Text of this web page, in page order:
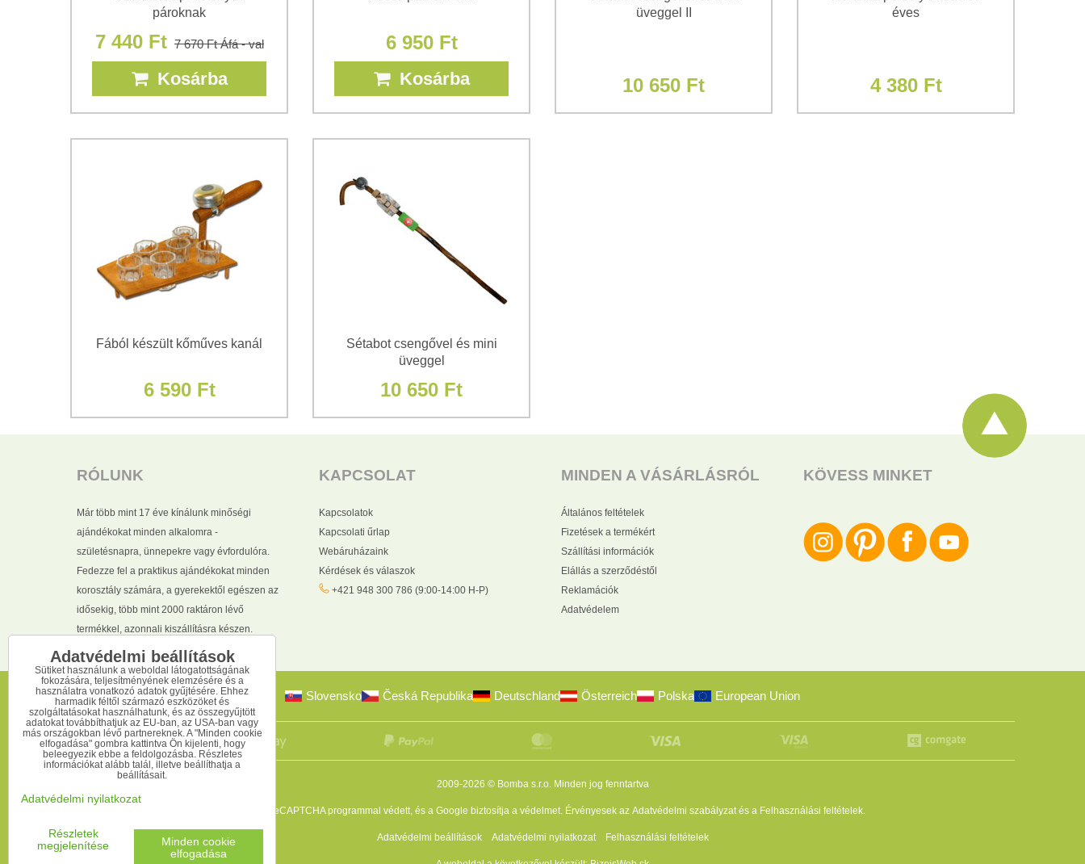
pároknak
7 440 Ft 7 670 FtÁfá - val
Kosárba
6 950 Ft
Kosárba
üveggel II
10 650 Ft
éves
4 380 Ft
Fából készült kőműves kanál
6 590 Ft
Sétabot csengővel és mini
üveggel
10 650 Ft
RÓLUNK
Már több mint 17 éve kínálunk minőségi
ajándékokat minden alkalomra -
születésnapra, ünnepekre vagy évfordulóra.
Fedezze fel a praktikus ajándékokat minden
korosztály számára, a gyerekektől egészen az
idősekig, több mint 2000 raktáron lévő
termékkel, azonnali kiszállításra készen.
KAPCSOLAT
Kapcsolatok
Kapcsolati űrlap
Webáruházaink
Kérdések és válaszok
+421 948 300 786 (9:00-14:00 H-P)
MINDEN A VÁSÁRLÁSRÓL
Általános feltételek
Fizetések a termékért
Szállítási információk
Elállás a szerződéstől
Reklamációk
Adatvédelem
KÖVESS MINKET
Slovensko Česká Republika Deutschland Österreich Polska European Union
2009-2026 © Bomba s.r.o. Minden jog fenntartva
Ez az oldal reCAPTCHA programmal védett, és a Google biztosítja a védelmet. Érvényesek az Adatvédelmi szabályzat és a Felhasználási feltételek
Adatvédelmi beállítások Adatvédelmi nyilatkozat Felhasználási feltételek
Adatvédelmi beállítások
Sütiket használunk a weboldal látogatottságának
fokozására, teljesítményének elemzésére és a
használatra vonatkozó adatok gyűjtésére. Ehhez
harmadik féltől származó eszközöket és
szolgáltatásokat használhatunk, és az összegyűjtött
adatokat továbbíthatjuk az EU-ban, az USA-ban vagy
más országokban lévő partnereknek. A "Minden cookie
elfogadása" gombra kattintva Ön kijelenti, hogy
beleegyezik ebbe a feldolgozásba. Részletes
információkat alább talál, illetve beállíthatja a
beállításait.
Adatvédelmi nyilatkozat
Részletek
megjelenítése
Minden cookie
elfogadása